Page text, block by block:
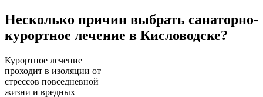
Несколько причин выбрать санаторно-
курортное лечение в Кисловодске?
Курортное лечение
проходит в изоляции от
стрессов повседневной
жизни и вредных